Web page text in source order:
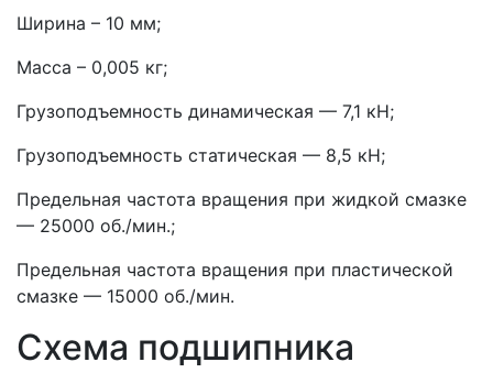
Ширина – 10 мм;
Масса – 0,005 кг;
Грузоподъемность динамическая — 7,1 кН;
Грузоподъемность статическая — 8,5 кН;
Предельная частота вращения при жидкой смазке
— 25000 об./мин.;
Предельная частота вращения при пластической
смазке — 15000 об./мин.
Схема подшипника